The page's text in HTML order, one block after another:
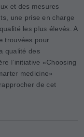
et des mesures
une prise en charge
les plus élevés. A
trouvées pour
qualité des
l’initiative «Choosing
medicine»
de cet